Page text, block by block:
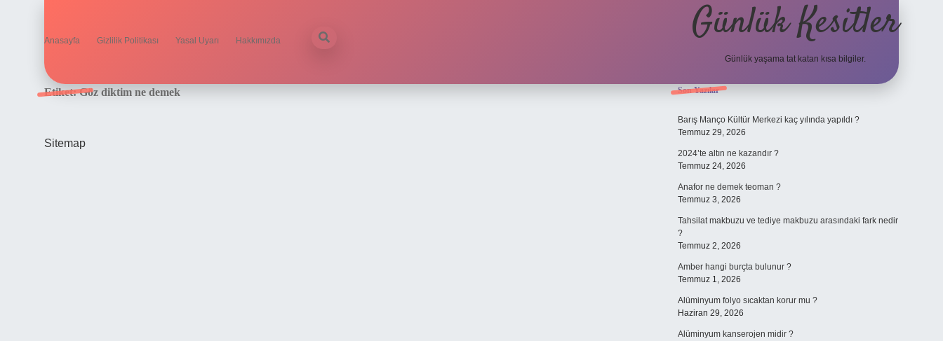
Anasayfa Gizlilik Politikası Yasal Uyarı Hakkımızda Günlük Kesitler
Günlük yaşama tat katan kısa bilgiler.
Etiket:Göz diktim ne demek
Sitemap
Sidebar
Son Yazılar
Barış Manço Kültür Merkezi kaç yılında yapıldı ?
Temmuz 29, 2026
2024’te altın ne kazandır ?
Temmuz 24, 2026
Anafor ne demek teoman ?
Temmuz 3, 2026
Tahsilat makbuzu ve tediye makbuzu arasındaki fark nedir
?
Temmuz 2, 2026
Amber hangi burçta bulunur ?
Temmuz 1, 2026
Alüminyum folyo sıcaktan korur mu ?
Haziran 29, 2026
Alüminyum kanserojen midir ?